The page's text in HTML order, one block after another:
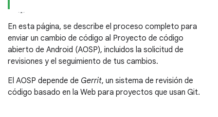
En esta página, se describe el proceso completo para
enviar un cambio de código al Proyecto de código
abierto de Android (AOSP), incluidos la solicitud de
revisiones y el seguimiento de tus cambios.
El AOSP depende de Gerrit, un sistema de revisión de
código basado en la Web para proyectos que usan Git.